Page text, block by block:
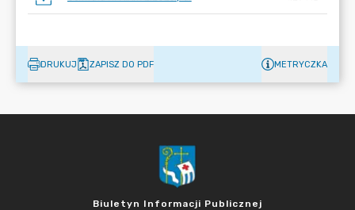
DRUKUJ ZAPISZ DO PDF METRYCZKA
Biuletyn Informacji Publicznej